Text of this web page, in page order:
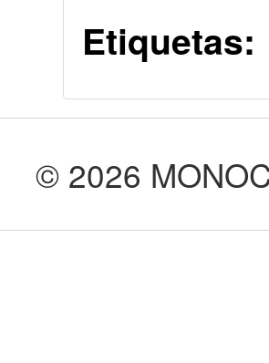
Etiquetas:
© 2026